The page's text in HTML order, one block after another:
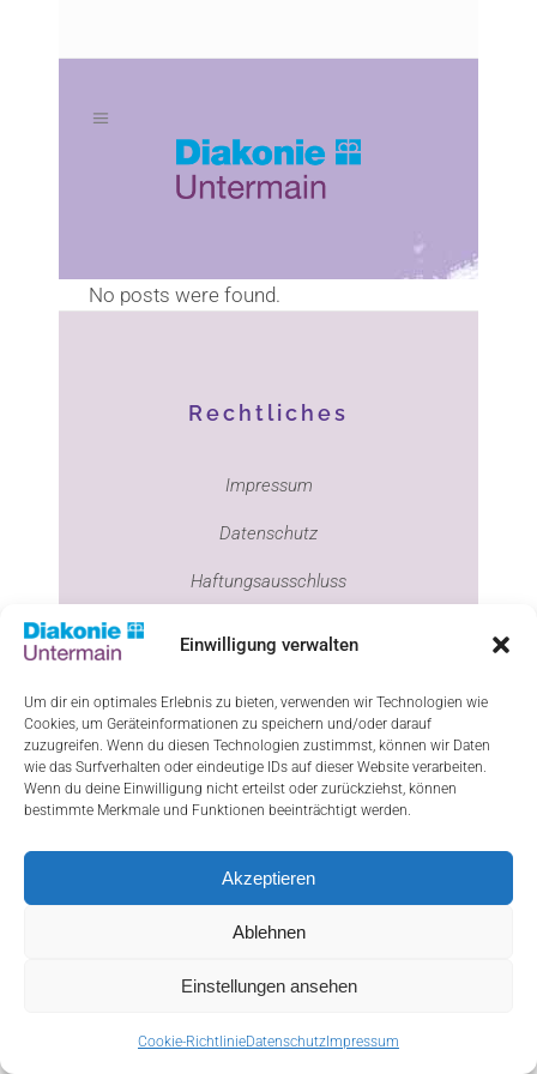
Einwilligung verwalten
Um dir ein optimales Erlebnis zu bieten, verwenden wir Technologien wie
Cookies, um Geräteinformationen zu speichern und/oder darauf
zuzugreifen. Wenn du diesen Technologien zustimmst, können wir Daten
wie das Surfverhalten oder eindeutige IDs auf dieser Website verarbeiten.
Wenn du deine Einwilligung nicht erteilst oder zurückziehst, können
bestimmte Merkmale und Funktionen beeinträchtigt werden.
Akzeptieren
Ablehnen
Einstellungen ansehen
Cookie-RichtlinieDatenschutz Impressum
No posts were found.
Rechtliches
Impressum
Datenschutz
Haftungsausschluss
ResponsiveVoice-NonCommerciallicensed
under